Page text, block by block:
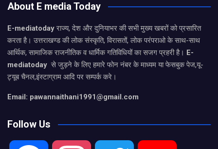
About E media Today
E-mediatodayराज्य, देश और दुनियाभर की सभी मुख्य खबरों को प्रसारित
करता है। उत्तराखण्ड की लोक संस्कृति, विरासतों, लोक परंपराओ के साथ-साथ
आर्थिक, सामाजिक राजनीतिक व धार्मिक गतिविधियों का सजग प्रहरी है। E-
mediatoday से जुड़ने के लिए हमारे फोन नंबर के माध्यम या फेसबुक पेज,यू-
ट्यूब चैनल,इंस्टाग्राम आदि पर सम्पर्क करे।
Email: pawannaithani1991@gmail.com
Follow Us